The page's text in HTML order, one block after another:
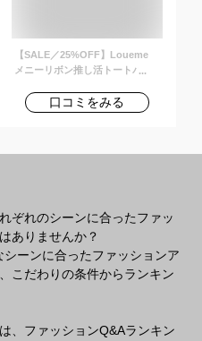
【SALE／25%OFF】Loueme
メニーリボン推し活トートバッ
ア うちわ ファスナー アウトフィ
ッターラボ バッグ トートバッグ
口コミをみる
ぞれのシーンに合ったファッ
ありませんか？
ーンに合ったファッションア
こだわりの条件からランキン
、ファッションQ&Aランキン